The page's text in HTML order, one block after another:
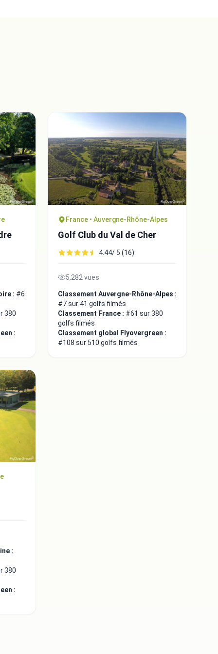
: #6
380
:
France • Auvergne-Rhône-Alpes
Golf Club du Val de Cher
4.44/ 5 (16)
5,282 vues
Classement Auvergne-Rhône-Alpes :
#7 sur 41 golfs filmés
Classement France : #61 sur 380
golfs filmés
Classement global Flyovergreen :
#108 sur 510 golfs filmés
:
380
: